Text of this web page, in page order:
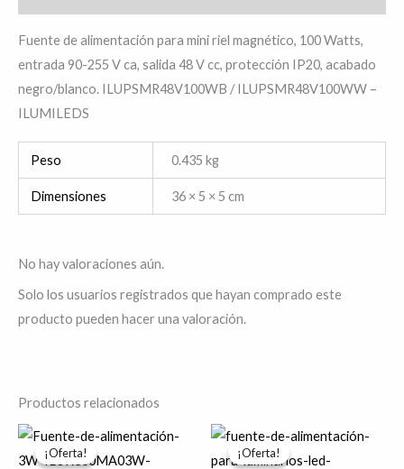
Fuente de alimentación para mini riel magnético, 100 Watts,
entrada 90-255 V ca, salida 48 V cc, protección IP20, acabado
negro/blanco. ILUPSMR48V100WB / ILUPSMR48V100WW –
ILUMILEDS
Peso 0.435 kg
Dimensiones 36 × 5 × 5 cm
No hay valoraciones aún.
Solo los usuarios registrados que hayan comprado este
producto pueden hacer una valoración.
Productos relacionados
¡Oferta!
¡Oferta!
precio
original
El
precio
actual
¡Oferta!
¡Oferta!
precio
original
precio
actual